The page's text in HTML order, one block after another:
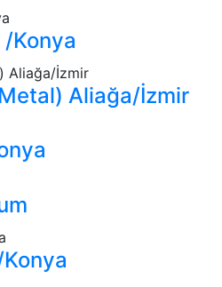
Konya
Aliağa/İzmir